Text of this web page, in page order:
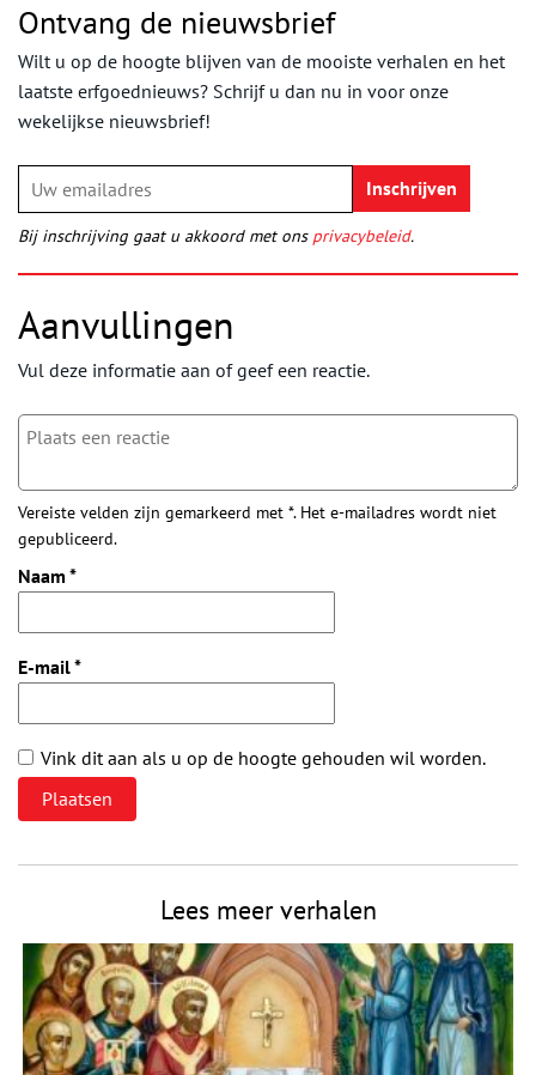
Ontvang de nieuwsbrief
Wilt u op de hoogte blijven van de mooiste verhalen en het
laatste erfgoednieuws? Schrijf u dan nu in voor onze
wekelijkse nieuwsbrief!
Bij inschrijving gaat u akkoord met ons privacybeleid.
Aanvullingen
Vul deze informatie aan of geef een reactie.
Vereiste velden zijn gemarkeerd met *. Het e-mailadres wordt niet
gepubliceerd.
Naam *
E-mail*
Vink dit aan als u op de hoogte gehouden wil worden.
Lees meer verhalen